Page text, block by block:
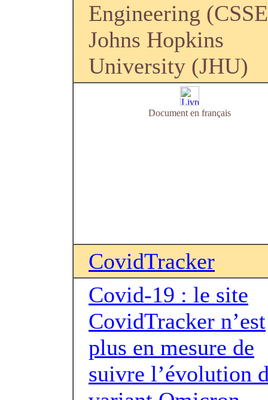
Engineering
Johns Hopkins
University (JHU)
Document en français
CovidTracker
Covid-19 : le site
CovidTracker n’est
plus en mesure de
suivre l’évolution